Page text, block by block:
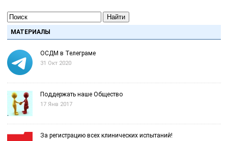
Найти
МАТЕРИАЛЫ
ОСДМ в Телеграме
31 Окт 2020
Поддержать наше Общество
17 Янв 2017
За регистрацию всех клинических испытаний!